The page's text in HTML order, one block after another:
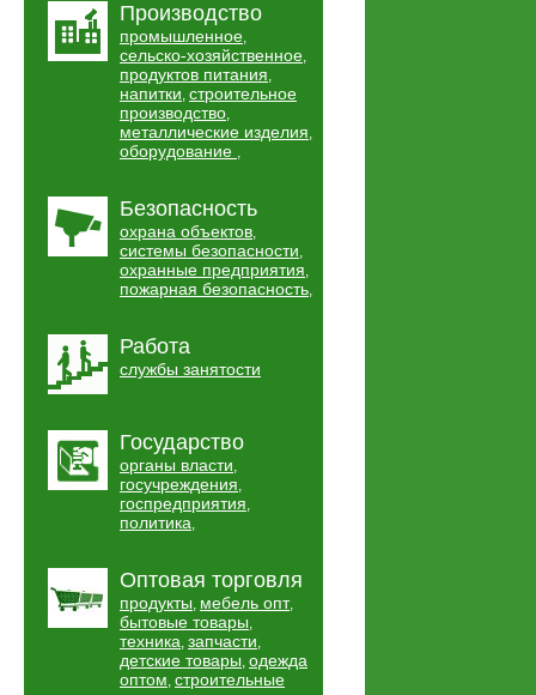
Производство
промышленное,
сельско-хозяйственное,
продуктов питания,
напитки, строительное
производство,
металлические изделия,
оборудование ,
Безопасность
охрана объектов,
системы безопасности,
охранные предприятия,
пожарная безопасность,
Работа
службы занятости
Государство
органы власти,
госучреждения,
госпредприятия,
политика,
Оптовая торговля
продукты, мебель опт,
бытовые товары,
техника, запчасти,
детские товары, одежда
оптом, строительные